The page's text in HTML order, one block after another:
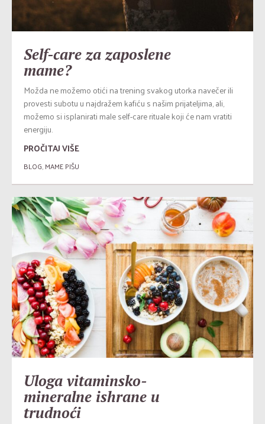
Self-care za zaposlene
mame?
Možda ne možemo otići na trening svakog utorka navečer ili
provesti subotu u najdražem kafiću s našim prijateljima, ali,
možemo si isplanirati male self-care rituale koji će nam vratiti
energiju.
PROČITAJ VIŠE
BLOG,MAME PIŠU
Uloga vitaminsko-
mineralne ishrane u
trudnoći